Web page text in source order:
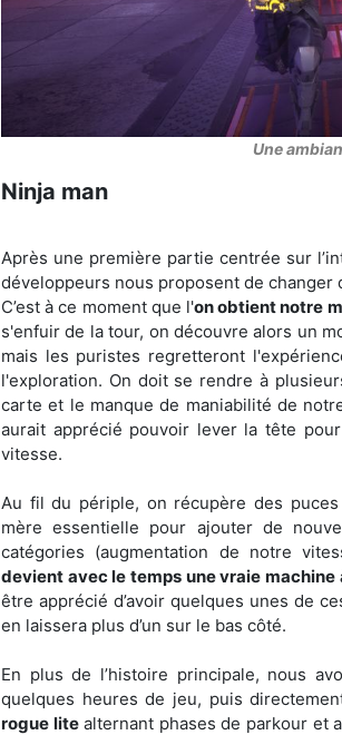
Une
Ninja man
Après une première partie centrée sur
développeurs nous proposent de changer
C’est à ce moment que l'on obtient notre
s'enfuir de la tour, on découvre alors un
mais les puristes regretteront
l'exploration. On doit se rendre à
carte et le manque de maniabilité de
aurait apprécié pouvoir lever la tête
vitesse.
Au fil du périple, on récupère des
mère essentielle pour ajouter de
catégories (augmentation de notre
devient avec le temps une vraie machine
être apprécié d’avoir quelques unes de
en laissera plus d’un sur le bas côté.
En plus de l’histoire principale, nous
quelques heures de jeu, puis
rogue litealternant phases de parkour et